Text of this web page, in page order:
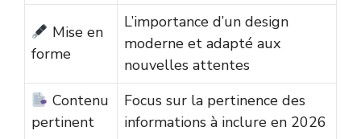
Mise en
forme
L’importance d’un design
moderne et adapté aux
nouvelles attentes
Contenu
pertinent
Focus sur la pertinence des
informations à inclure en 2026